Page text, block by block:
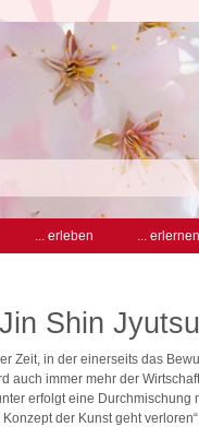
... erleben ... erlernen
Shin
Zeit, in der einerseits das
auch immer mehr der
erfolgt eine
Konzept der Kunst geht